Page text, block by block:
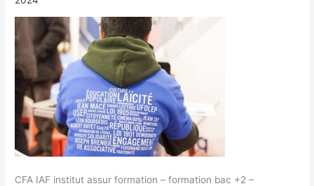
CFA IAF institut assur formation – formation bac +2 –